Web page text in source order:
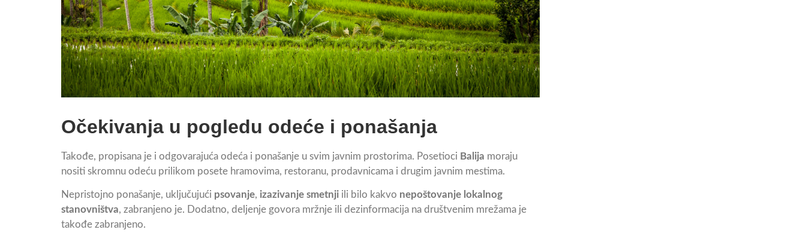
Očekivanja u pogledu odeće i ponašanja
Takođe, propisana je i odgovarajuća odeća i ponašanje u svim javnim prostorima. Posetioci Balija moraju
nositi skromnu odeću prilikom posete hramovima, restoranu, prodavnicama i drugim javnim mestima.
Nepristojno ponašanje, uključujući psovanje, izazivanje smetnji ili bilo kakvo nepoštovanje lokalnog
stanovništva, zabranjeno je. Dodatno, deljenje govora mržnje ili dezinformacija na društvenim mrežama je
takođe zabranjeno.